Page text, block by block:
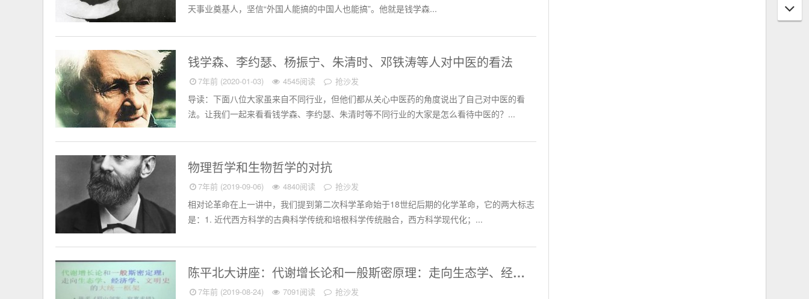
天事业奠基人，坚信“外国人能搞的中国人也能搞”。他就是钱学森...
中西医学 钱学森、李约瑟、杨振宁、朱清时、邓铁涛等人对中医的看法
7年前 (2020-01-03) 4545阅读 抢沙发
导读：下面八位大家虽来自不同行业，但他们都从关心中医药的角度说出了自己对中医的看
法。让我们一起来看看钱学森、李约瑟、朱清时等不同行业的大家是怎么看待中医的？...
物理学 物理哲学和生物哲学的对抗
7年前 (2019-09-06) 4840阅读 抢沙发
相对论革命在上一讲中，我们提到第二次科学革命始于18世纪后期的化学革命，它的两大标志
是：1. 近代西方科学的古典科学传统和培根科学传统融合，西方科学现代化；...
经济学 陈平北大讲座：代谢增长论和一般斯密原理：走向生态学、经济学、和文明史的大统一框架【视频】
7年前 (2019-08-24) 7091阅读 抢沙发